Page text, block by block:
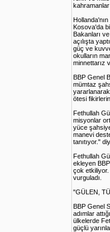
Kosova'da
Bakanları
açılışta
güç ve
okulların
minnettarız
BBP Genel
mümtaz
ötesi
Fethullah
misyonlar
yüce
manevi
tanıtıyor."
Fethullah
ekleyen
çok
vurguladı.
"GÜLEN,
BBP Genel
adımlar
ülkelerde
güçlü